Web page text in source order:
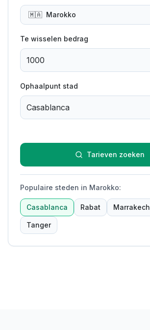
🇲🇦 Marokko
Te wisselen bedrag
Ophaalpunt stad
Tarieven zoeken
Populaire steden in Marokko:
Casablanca Rabat Marrakech
Tanger